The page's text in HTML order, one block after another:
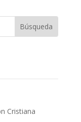
Cristiana